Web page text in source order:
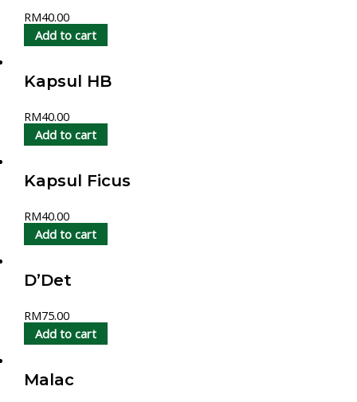
RM40.00
Add to cart
Kapsul HB
RM40.00
Add to cart
Kapsul Ficus
RM40.00
Add to cart
D’Det
RM75.00
Add to cart
Malac